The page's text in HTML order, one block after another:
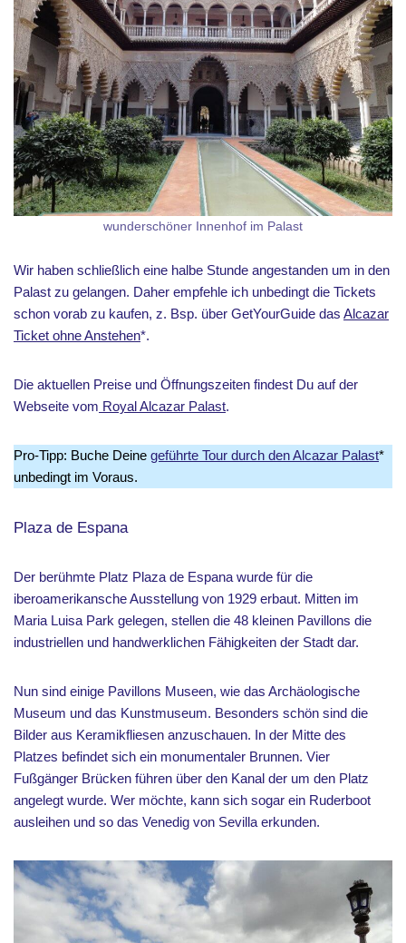
wunderschöner Innenhof im Palast
Wir haben schließlich eine halbe Stunde angestanden um in den
Palast zu gelangen. Daher empfehle ich unbedingt die Tickets
schon vorab zu kaufen, z. Bsp. über GetYourGuide das Alcazar
Ticket ohne Anstehen*.
Die aktuellen Preise und Öffnungszeiten findest Du auf der
Webseite vom Royal Alcazar Palast.
Pro-Tipp: Buche Deine geführte Tour durch den Alcazar Palast*
unbedingt im Voraus.
Plaza de Espana
Der berühmte Platz Plaza de Espana wurde für die
iberoamerikansche Ausstellung von 1929 erbaut. Mitten im
Maria Luisa Park gelegen, stellen die 48 kleinen Pavillons die
industriellen und handwerklichen Fähigkeiten der Stadt dar.
Nun sind einige Pavillons Museen, wie das Archäologische
Museum und das Kunstmuseum. Besonders schön sind die
Bilder aus Keramikfliesen anzuschauen. In der Mitte des
Platzes befindet sich ein monumentaler Brunnen. Vier
Fußgänger Brücken führen über den Kanal der um den Platz
angelegt wurde. Wer möchte, kann sich sogar ein Ruderboot
ausleihen und so das Venedig von Sevilla erkunden.